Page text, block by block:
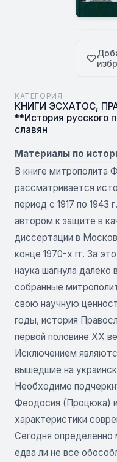
КАТЕГОРИЯ
КНИГИ ЭСХАТОС,
**История русского
славян
Материалы по
В книге митрополита
рассматривается
период с 1917 по 1943
автором к защите в
диссертации в
конце 1970-х гг. За
наука шагнула
собранные
свою научную
годы, история
первой половине XX
Исключением
вышедшие на
Необходимо
Феодосия (Процюка)
характеристики
Сегодня
едва ли не все